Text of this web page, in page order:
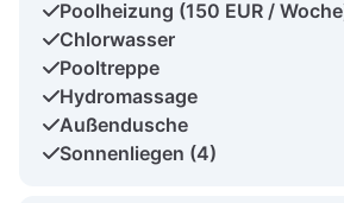
Poolheizung (150 EUR /
Chlorwasser
Pooltreppe
Hydromassage
Außendusche
Sonnenliegen (4)